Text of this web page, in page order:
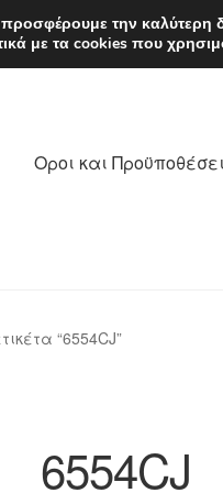
από 7 EUR
Οροι και
“6554CJ”
6554CJ
την καλύτερη
με τα cookies που